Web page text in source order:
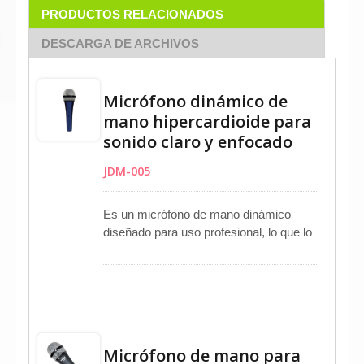
PRODUCTOS RELACIONADOS
DESCARGA DE ARCHIVOS
Micrófono dinámico de
mano hipercardioide para
sonido claro y enfocado
JDM-005
Es un micrófono de mano dinámico
diseñado para uso profesional, lo que lo
actuaciones en el escenario,
retroalimentación y capturando sonido
Micrófono de mano para